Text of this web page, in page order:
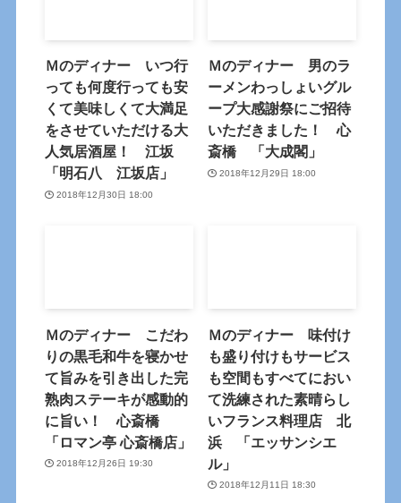
Ｍのディナー いつ行
っても何度行っても安
くて美味しくて大満足
をさせていただける大
人気居酒屋！ 江坂
「明石八 江坂店」
2018年12月30日 18:00
Ｍのディナー 男のラ
ーメンわっしょいグル
ープ大感謝祭にご招待
いただきました！ 心
斎橋 「大成閣」
2018年12月29日 18:00
Ｍのディナー こだわ
りの黒毛和牛を寝かせ
て旨みを引き出した完
熟肉ステーキが感動的
に旨い！ 心斎橋
「ロマン亭 心斎橋店」
2018年12月26日 19:30
Ｍのディナー 味付け
も盛り付けもサービス
も空間もすべてにおい
て洗練された素晴らし
いフランス料理店 北
浜 「エッサンシエ
ル」
2018年12月11日 18:30